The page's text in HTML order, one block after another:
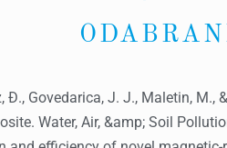
Đ., Govedarica, J. J., Maletin,
Water, Air, &amp; Soil